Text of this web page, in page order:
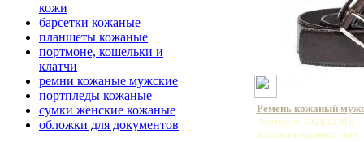
кожи
барсетки кожаные
планшеты кожаные
портмоне, кошельки и
клатчи
ремни кожаные мужские
портпледы кожаные
сумки женские кожаные
обложки для документов
Ремень кожаный
Артикул: 102832/BR
Базовая единица: шт